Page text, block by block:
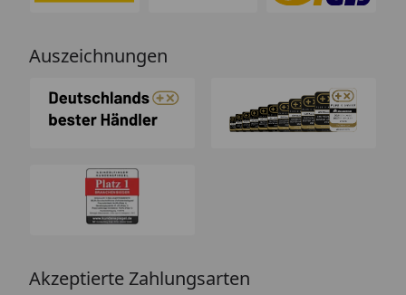
Auszeichnungen
Akzeptierte Zahlungsarten